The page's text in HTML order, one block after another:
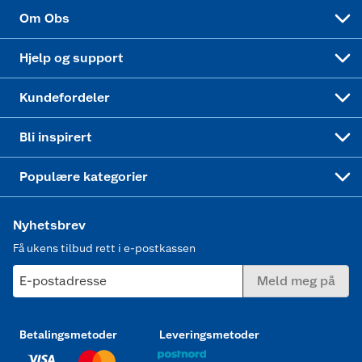
Om Obs
Hjelp og support
Kundefordeler
Bli inspirert
Populære kategorier
Nyhetsbrev
Få ukens tilbud rett i e-postkassen
E-postadresse Meld meg på
Betalingsmetoder Leveringsmetoder